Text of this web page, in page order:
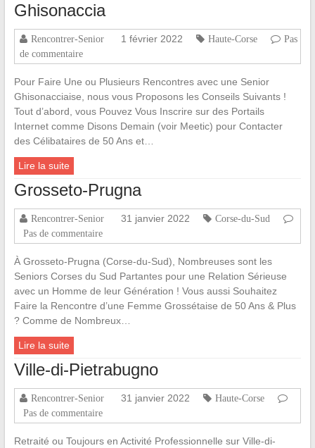
Ghisonaccia
Rencontrer-Senior 1 février 2022 Haute-Corse
Pas
de commentaire
Pour Faire Une ou Plusieurs Rencontres avec une Senior
Ghisonacciaise, nous vous Proposons les Conseils Suivants !
Tout d’abord, vous Pouvez Vous Inscrire sur des Portails
Internet comme Disons Demain (voir Meetic) pour Contacter
des Célibataires de 50 Ans et…
Lire la suite
Grosseto-Prugna
Rencontrer-Senior 31 janvier 2022
Corse-du-Sud
Pas de commentaire
À Grosseto-Prugna (Corse-du-Sud), Nombreuses sont les
Seniors Corses du Sud Partantes pour une Relation Sérieuse
avec un Homme de leur Génération ! Vous aussi Souhaitez
Faire la Rencontre d’une Femme Grossétaise de 50 Ans & Plus
? Comme de Nombreux…
Lire la suite
Ville-di-Pietrabugno
Rencontrer-Senior 31 janvier 2022
Haute-Corse
Pas de commentaire
Retraité ou Toujours en Activité Professionnelle sur Ville-di-